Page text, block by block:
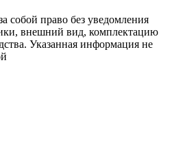
собой право без уведомления
внешний вид, комплектацию
Указанная информация не